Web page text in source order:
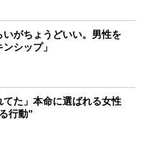
がちょうどいい。男性を
シップ」
てた」本命に選ばれる女性
行動”